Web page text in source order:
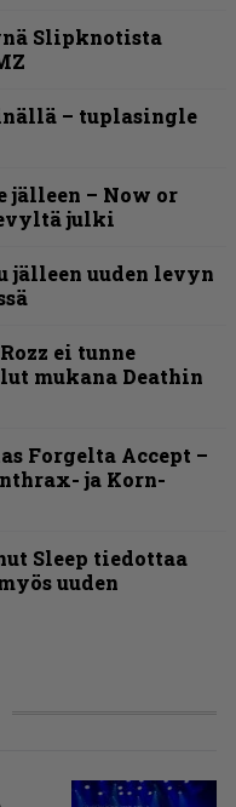
Slipknotista
– tuplasingle
jälleen – Now or
julki
jälleen uuden levyn
ei tunne
mukana Deathin
Forgelta Accept –
ja Korn-
Sleep tiedottaa
uuden